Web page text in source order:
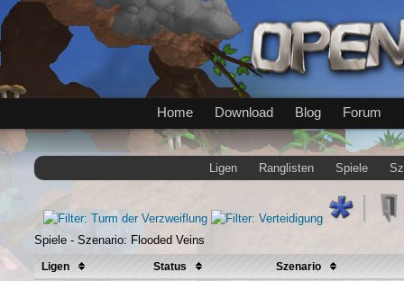
Home Download Blog Forum
Ligen Ranglisten Spiele
Spiele - Szenario: Flooded Veins
Ligen Status Szenario